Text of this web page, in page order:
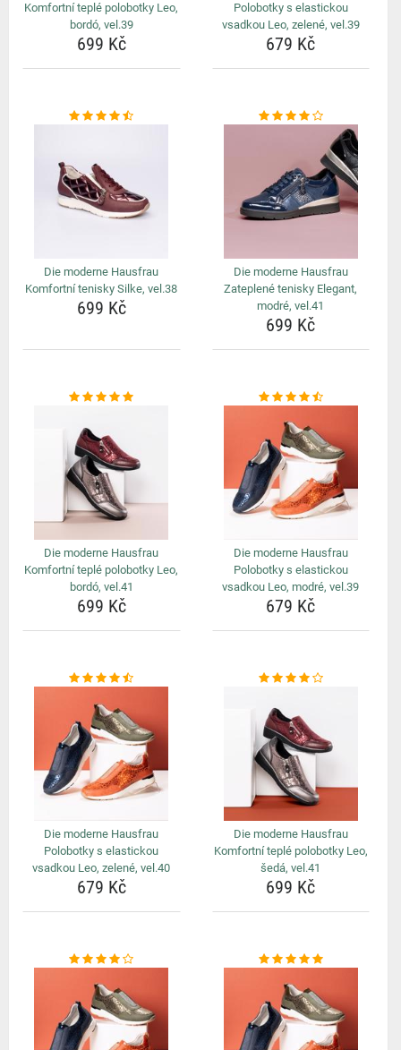
Komfortní teplé polobotky Leo,
bordó, vel.39
699 Kč
Polobotky s elastickou
vsadkou Leo, zelené, vel.39
679 Kč
Die moderne Hausfrau
Komfortní tenisky Silke, vel.38
699 Kč
Die moderne Hausfrau
Zateplené tenisky Elegant,
modré, vel.41
699 Kč
Die moderne Hausfrau
Komfortní teplé polobotky Leo,
bordó, vel.41
699 Kč
Die moderne Hausfrau
Polobotky s elastickou
vsadkou Leo, modré, vel.39
679 Kč
Die moderne Hausfrau
Polobotky s elastickou
vsadkou Leo, zelené, vel.40
679 Kč
Die moderne Hausfrau
Komfortní teplé polobotky Leo,
šedá, vel.41
699 Kč